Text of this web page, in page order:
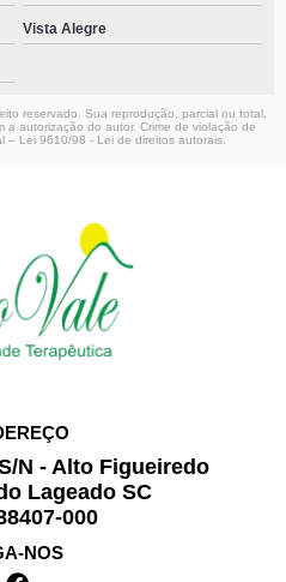
Vista Alegre
reservado. Sua reprodução, parcial ou total,
a autorização do autor. Crime de violação de
– Lei 9610/98 - Lei de direitos autorais
N - Alto Figueiredo
Lageado SC
000
NOS